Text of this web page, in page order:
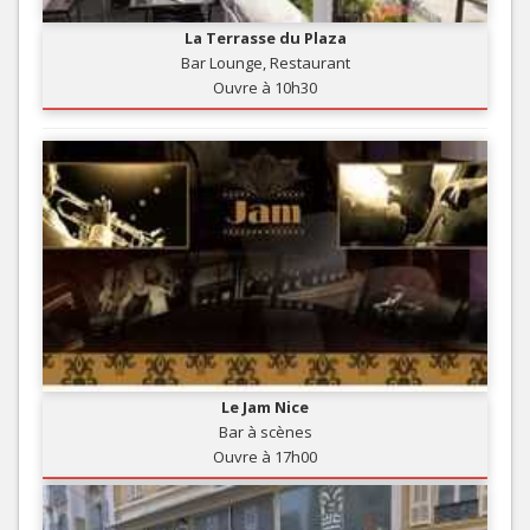
La Terrasse du Plaza
Bar Lounge, Restaurant
Ouvre à 10h30
Le Jam Nice
Bar à scènes
Ouvre à 17h00